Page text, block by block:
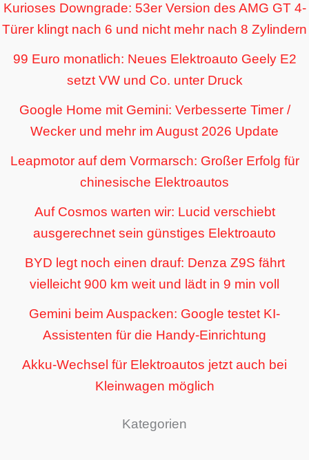
Kurioses Downgrade: 53er Version des AMG GT 4-
Türer klingt nach 6 und nicht mehr nach 8 Zylindern
99 Euro monatlich: Neues Elektroauto Geely E2
setzt VW und Co. unter Druck
Google Home mit Gemini: Verbesserte Timer /
Wecker und mehr im August 2026 Update
Leapmotor auf dem Vormarsch: Großer Erfolg für
chinesische Elektroautos
Auf Cosmos warten wir: Lucid verschiebt
ausgerechnet sein günstiges Elektroauto
BYD legt noch einen drauf: Denza Z9S fährt
vielleicht 900 km weit und lädt in 9 min voll
Gemini beim Auspacken: Google testet KI-
Assistenten für die Handy-Einrichtung
Akku-Wechsel für Elektroautos jetzt auch bei
Kleinwagen möglich
Kategorien